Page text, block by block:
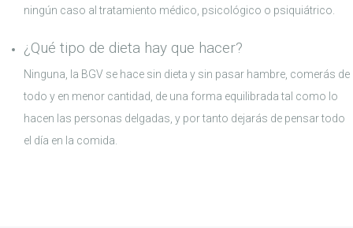
ningún caso al tratamiento médico, psicológico o psiquiátrico.
¿Qué tipo de dieta hay que hacer?
Ninguna, la BGV se hace sin dieta y sin pasar hambre, comerás de
todo y en menor cantidad, de una forma equilibrada tal como lo
hacen las personas delgadas, y por tanto dejarás de pensar todo
el día en la comida.